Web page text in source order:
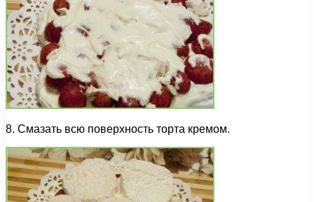
8. Смазать всю поверхность торта кремом.